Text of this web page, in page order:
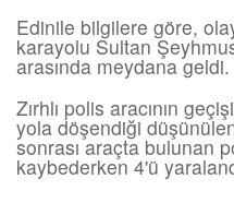
Edinile bilgilere göre,
karayolu Sultan
arasında meydana geldi.
Zırhlı polis aracının
yola döşendiği
sonrası araçta bulunan
kaybederken 4'ü